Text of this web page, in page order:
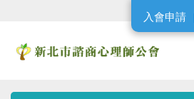
入會申請